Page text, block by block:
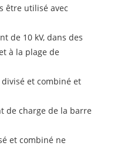
être utilisé avec
de 10 kV, dans des
à la plage de
et combiné et
de charge de la barre
et combiné ne